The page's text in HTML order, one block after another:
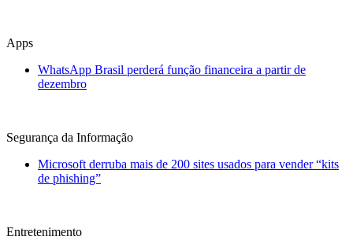
Apps
WhatsApp Brasil perderá função financeira a partir de
dezembro
Segurança da Informação
Microsoft derruba mais de 200 sites usados para vender “kits
de phishing”
Entretenimento